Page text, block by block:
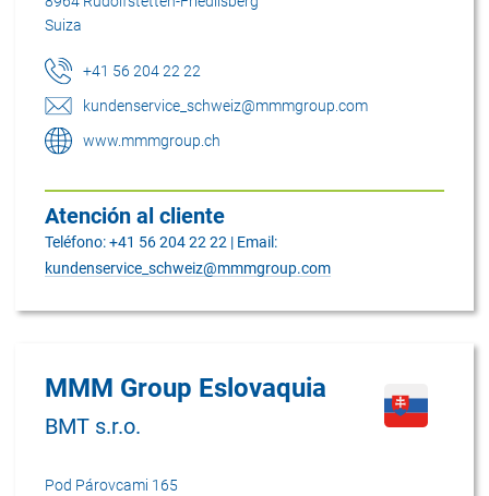
Suiza
+41 56 204 22 22
kundenservice_schweiz@mmmgroup.com
www.mmmgroup.ch
Atención al cliente
Teléfono: +41 56 204 22 22 | Email:
kundenservice_schweiz@mmmgroup.com
MMM Group Eslovaquia
BMT s.r.o.
Pod Párovcami 165